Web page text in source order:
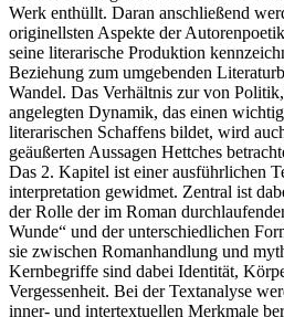
Werk enthüllt. Daran anschließend
originellsten Aspekte der
seine literarische Produktion
Beziehung zum umgebenden
Wandel. Das Verhältnis zur von
angelegten Dynamik, das einen
literarischen Schaffens bildet, wird
geäußerten Aussagen Hettches
Das 2. Kapitel ist einer ausführlichen
interpretation gewidmet. Zentral ist
der Rolle der im Roman
Wunde“ und der unterschiedlichen
sie zwischen Romanhandlung und
Kernbegriffe sind dabei Identität,
Vergessenheit. Bei der Textanalyse
inner- und intertextuellen Merkmale